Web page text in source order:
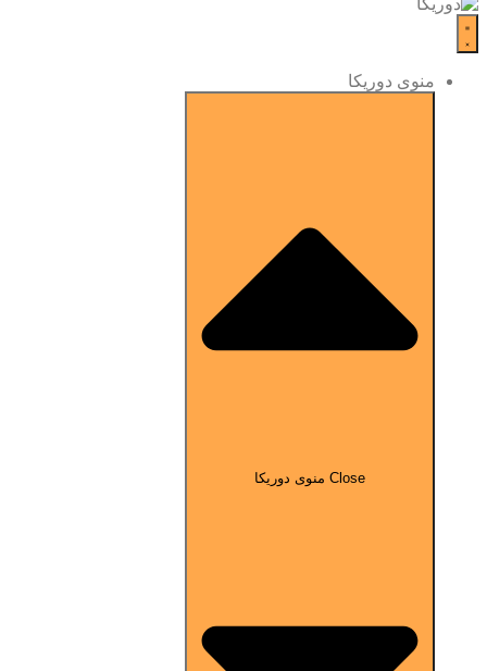
منوی دوریکا
Close منوی دوریکا